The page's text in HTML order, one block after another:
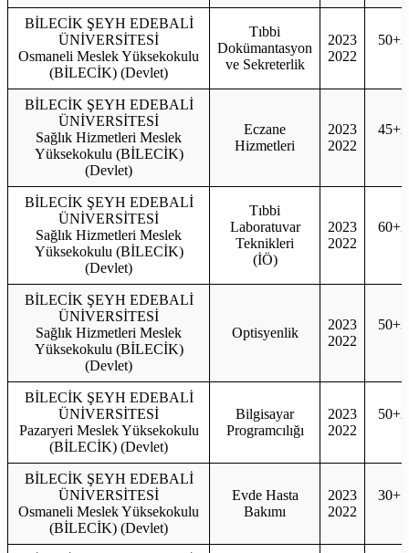
BİLECİK ŞEYH EDEBALİ
ÜNİVERSİTESİ
Osmaneli Meslek Yüksekokulu
(BİLECİK) (Devlet)
Tıbbi
Dokümantasyon
ve Sekreterlik
2023
2022
BİLECİK ŞEYH EDEBALİ
ÜNİVERSİTESİ
Sağlık Hizmetleri Meslek
Yüksekokulu (BİLECİK)
(Devlet)
Eczane
Hizmetleri
2023
2022
BİLECİK ŞEYH EDEBALİ
ÜNİVERSİTESİ
Sağlık Hizmetleri Meslek
Yüksekokulu (BİLECİK)
(Devlet)
Tıbbi
Laboratuvar
Teknikleri
(İÖ)
2023
2022
BİLECİK ŞEYH EDEBALİ
ÜNİVERSİTESİ
Sağlık Hizmetleri Meslek
Yüksekokulu (BİLECİK)
(Devlet)
Optisyenlik
2023
2022
BİLECİK ŞEYH EDEBALİ
ÜNİVERSİTESİ
Pazaryeri Meslek Yüksekokulu
(BİLECİK) (Devlet)
Bilgisayar
Programcılığı
2023
2022
BİLECİK ŞEYH EDEBALİ
ÜNİVERSİTESİ
Osmaneli Meslek Yüksekokulu
(BİLECİK) (Devlet)
Evde Hasta
Bakımı
2023
2022